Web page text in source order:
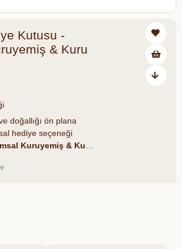
Kutusu -
& Kuru
doğallığı ön plana
hediye seçeneği
Kuruyemiş & Kuru
Murat Çiftliği